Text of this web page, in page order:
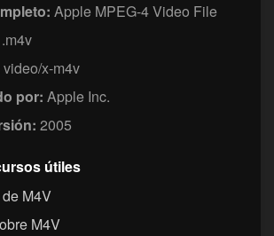
Apple MPEG-4 Video File
.m4v
video/x-m4v
por: Apple Inc.
2005
útiles
M4V
M4V